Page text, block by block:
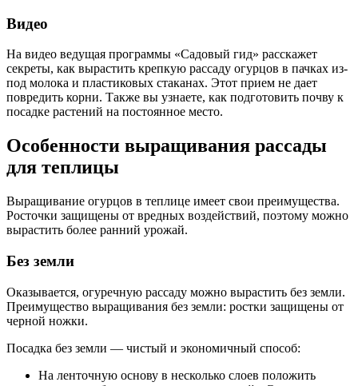
Видео
На видео ведущая программы «Садовый гид» расскажет
секреты, как вырастить крепкую рассаду огурцов в пачках из-
под молока и пластиковых стаканах. Этот прием не дает
повредить корни. Также вы узнаете, как подготовить почву к
посадке растений на постоянное место.
Особенности выращивания рассады
для теплицы
Выращивание огурцов в теплице имеет свои преимущества.
Росточки защищены от вредных воздействий, поэтому можно
вырастить более ранний урожай.
Без земли
Оказывается, огуречную рассаду можно вырастить без земли.
Преимущество выращивания без земли: ростки защищены от
черной ножки.
Посадка без земли — чистый и экономичный способ:
На ленточную основу в несколько слоев положить